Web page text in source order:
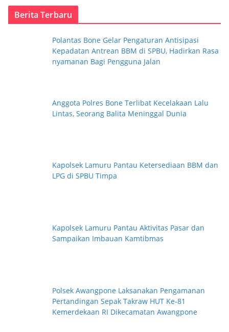
t
Berita Terbaru
Polantas Bone Gelar Pengaturan Antisipasi
Kepadatan Antrean BBM di SPBU, Hadirkan Rasa
nyamanan Bagi Pengguna Jalan
Anggota Polres Bone Terlibat Kecelakaan Lalu
Lintas, Seorang Balita Meninggal Dunia
Kapolsek Lamuru Pantau Ketersediaan BBM dan
LPG di SPBU Timpa
Kapolsek Lamuru Pantau Aktivitas Pasar dan
Sampaikan Imbauan Kamtibmas
Polsek Awangpone Laksanakan Pengamanan
Pertandingan Sepak Takraw HUT Ke-81
Kemerdekaan RI Dikecamatan Awangpone